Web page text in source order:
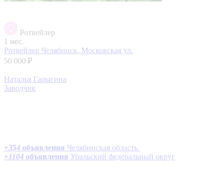
Ротвейлер
1 мес.
Ротвейлер Челябинск, Московская ул.
50 000 ₽
Наталья Гарыгина
Заводчик
+354 объявления Челябинская область
+1104 объявления Уральский федеральный округ